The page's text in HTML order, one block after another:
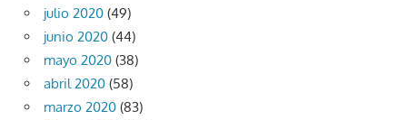
julio 2020 (49)
junio 2020 (44)
mayo 2020 (38)
abril 2020 (58)
marzo 2020 (83)